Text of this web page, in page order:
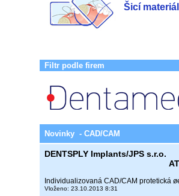
Šicí
Filtr podle firem
Novinky - CAD/CAM
DENTSPLY Implants/JPS s.r.o.
Individualizovaná CAD/CAM protetická
Vloženo: 23.10.2013 8:31